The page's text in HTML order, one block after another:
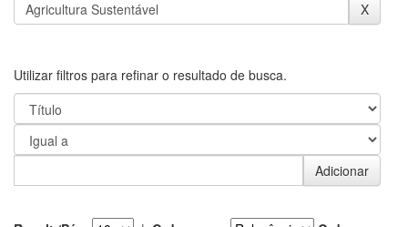
Utilizar filtros para refinar o resultado de busca.